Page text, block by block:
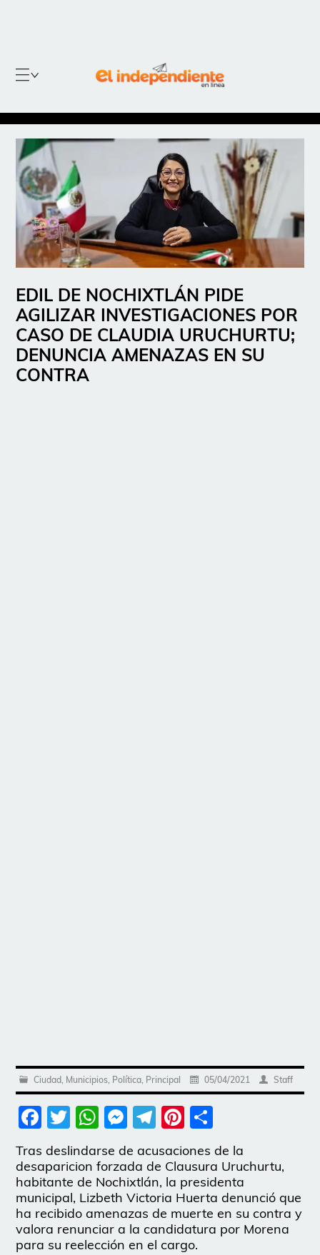
EDIL DE NOCHIXTLÁN PIDE
AGILIZAR INVESTIGACIONES POR
CASO DE CLAUDIA URUCHURTU;
DENUNCIA AMENAZAS EN SU
CONTRA
Ciudad, Municipios, Política, Principal 05/04/2021 Staff
Facebook
Twitter
WhatsApp
Messenger
Telegram
Pinterest
Tras deslindarse de acusaciones de la
desaparicion forzada de Clausura Uruchurtu,
habitante de Nochixtlán, la presidenta
municipal, Lizbeth Victoria Huerta denunció que
ha recibido amenazas de muerte en su contra y
valora renunciar a la candidatura por Morena
para su reelección en el cargo.